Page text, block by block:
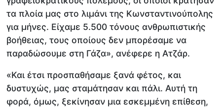
τα πλοία μας στο λιμάνι της Κωνσταντινούπολης
για μήνες. Είχαμε 5.500 τόνους ανθρωπιστικής
βοήθειας, τους οποίους δεν μπορέσαμε να
παραδώσουμε στη Γάζα», ανέφερε η Ατζάρ.
«Και έτσι προσπαθήσαμε ξανά φέτος, και
δυστυχώς, μας σταμάτησαν και πάλι. Αυτή τη
φορά, όμως, ξεκίνησαν μια εσκεμμένη επίθεση,